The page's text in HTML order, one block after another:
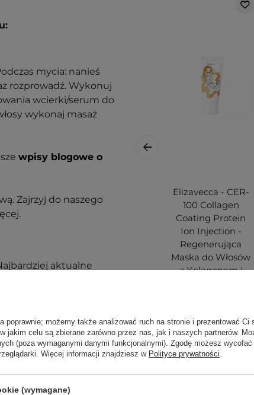
mycia: nanieś
rozprowadź. Wykonuj
wcierki/serum do
wykonaj masaż
wpisy blogowe o
Zajrzyj do naszego
aktualne
Elizavecca - CER-
100 Collagen
Coating Protein
Ion Injection -
Regenerująca
Maska do Włosów
z Kolagenem i
38,00 zł
poprawnie; możemy także analizować ruch na stronie i prezentować Ci
jakim celu są zbierane zarówno przez nas, jak i naszych partnerów.
(poza wymaganymi danymi funkcjonalnymi). Zgodę możesz
Więcej informacji znajdziesz w Polityce prywatności
(wymagane)